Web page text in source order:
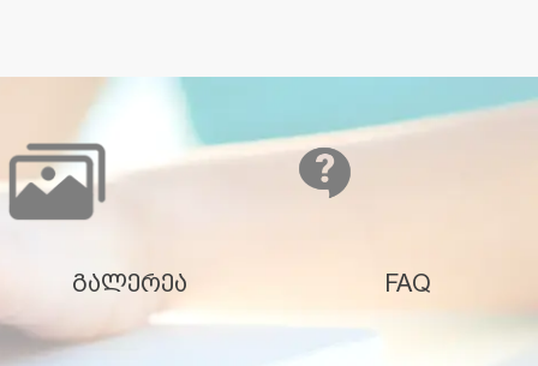
გალერეა FAQ